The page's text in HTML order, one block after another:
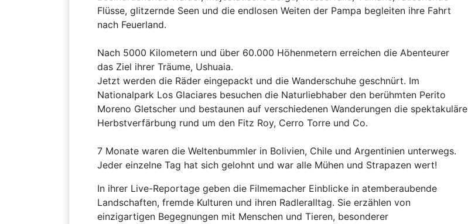
Flüsse, glitzernde Seen und die endlosen Weiten der Pampa begleiten ihre Fahrt
nach Feuerland.
Nach 5000 Kilometern und über 60.000 Höhenmetern erreichen die Abenteurer
das Ziel ihrer Träume, Ushuaia.
Jetzt werden die Räder eingepackt und die Wanderschuhe geschnürt. Im
Nationalpark Los Glaciares besuchen die Naturliebhaber den berühmten Perito
Moreno Gletscher und bestaunen auf verschiedenen Wanderungen die spektakuläre
Herbstverfärbung rund um den Fitz Roy, Cerro Torre und Co.
7 Monate waren die Weltenbummler in Bolivien, Chile und Argentinien unterwegs.
Jeder einzelne Tag hat sich gelohnt und war alle Mühen und Strapazen wert!
In ihrer Live-Reportage geben die Filmemacher Einblicke in atemberaubende
Landschaften, fremde Kulturen und ihren Radleralltag. Sie erzählen von
einzigartigen Begegnungen mit Menschen und Tieren, besonderer